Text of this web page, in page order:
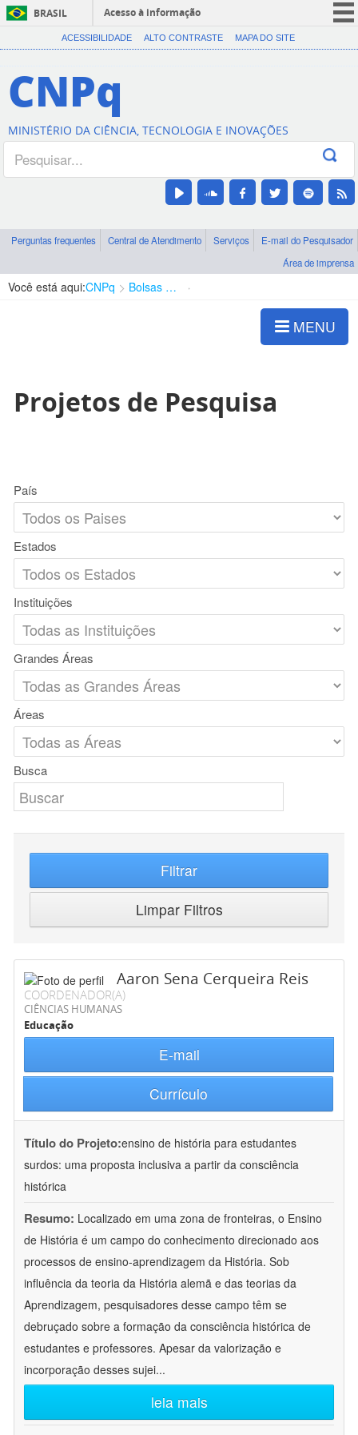
BRASIL
Acesso à informação
CORONAVÍRUS (COVID-19)
Canais
ACESSIBILIDADE ALTO CONTRASTE MAPA DO SITE
CNPq
MINISTÉRIO DA CIÊNCIA, TECNOLOGIA E INOVAÇÕES
Perguntas frequentes Central de Atendimento Serviços
E-mail do Pesquisador
Área de imprensa
Você está aqui:CNPq Bolsas e Auxílios Vigentes
MENU
Projetos de Pesquisa
País
Estados
Instituições
Grandes Áreas
Áreas
Busca
Filtrar
Limpar Filtros
Aaron Sena Cerqueira Reis
COORDENADOR(A)
CIÊNCIAS HUMANAS
Educação
E-mail
Currículo
Título do Projeto:ensino de história para estudantes
surdos: uma proposta inclusiva a partir da consciência
histórica
Resumo: Localizado em uma zona de fronteiras, o Ensino
de História é um campo do conhecimento direcionado aos
processos de ensino-aprendizagem da História. Sob
influência da teoria da História alemã e das teorias da
Aprendizagem, pesquisadores desse campo têm se
debruçado sobre a formação da consciência histórica de
estudantes e professores. Apesar da valorização e
incorporação desses sujei...
leia mais